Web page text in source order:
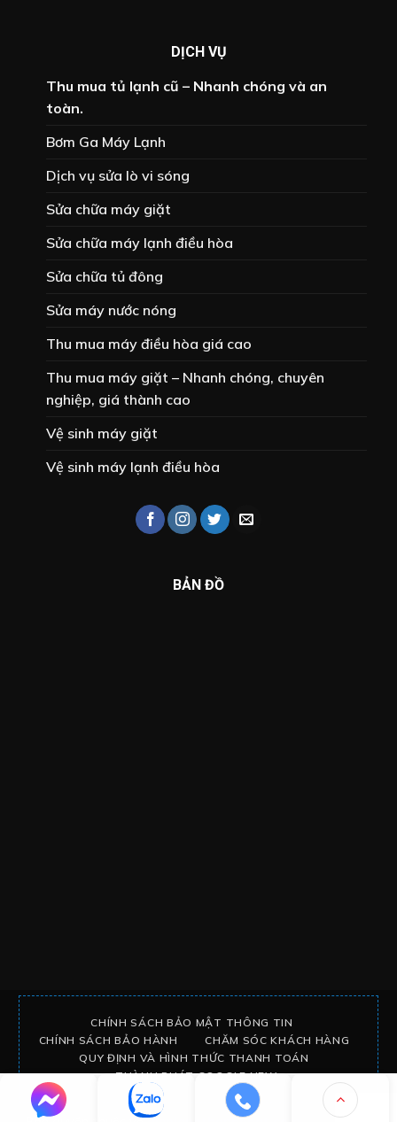
DỊCH VỤ
Thu mua tủ lạnh cũ – Nhanh chóng và an
toàn.
Bơm Ga Máy Lạnh
Dịch vụ sửa lò vi sóng
Sửa chữa máy giặt
Sửa chữa máy lạnh điều hòa
Sửa chữa tủ đông
Sửa máy nước nóng
Thu mua máy điều hòa giá cao
Thu mua máy giặt – Nhanh chóng, chuyên
nghiệp, giá thành cao
Vệ sinh máy giặt
Vệ sinh máy lạnh điều hòa
BẢN ĐỒ
CHÍNH SÁCH BẢO MẬT THÔNG TIN
CHÍNH SÁCH BẢO HÀNH
CHĂM SÓC KHÁCH HÀNG
QUY ĐỊNH VÀ HÌNH THỨC THANH TOÁN
THÀNH PHÁT GOOGLE NEW